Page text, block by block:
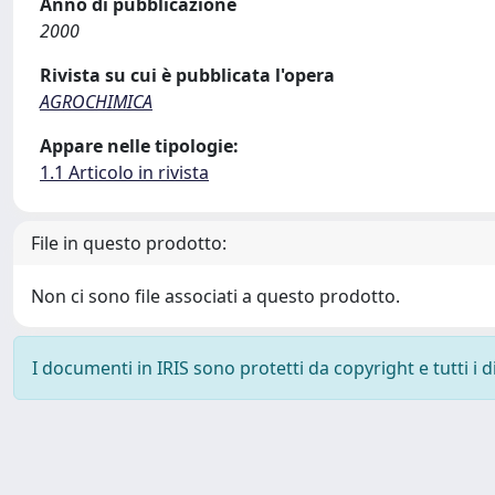
2000
Rivista su cui è pubblicata l'opera
AGROCHIMICA
Appare nelle tipologie:
1.1 Articolo in rivista
File in questo prodotto:
Non ci sono file associati a questo prodotto.
I documenti in IRIS sono protetti da copyright e tutti i